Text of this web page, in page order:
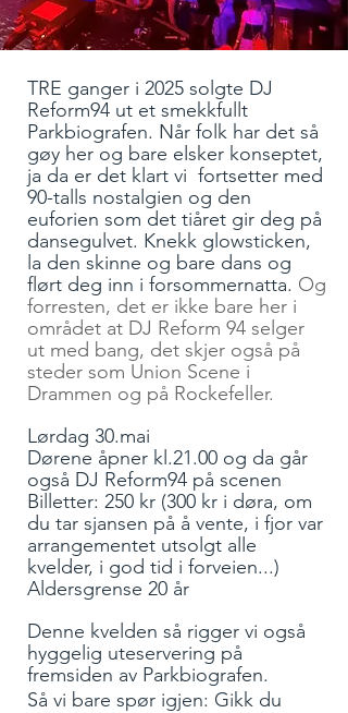
TRE ganger i 2025 solgte DJ
Reform94 ut et smekkfullt
Parkbiografen. Når folk har det så
gøy her og bare elsker konseptet,
ja da er det klart vi fortsetter med
90-talls nostalgien og den
euforien som det tiåret gir deg på
dansegulvet. Knekk glowsticken,
la den skinne og bare dans og
flørt deg inn i forsommernatta. Og
forresten, det er ikke bare her i
området at DJ Reform 94 selger
ut med bang, det skjer også på
steder som Union Scene i
Drammen og på Rockefeller.
Lørdag 30.mai
Dørene åpner kl.21.00 og da går
også DJ Reform94 på scenen
Billetter: 250 kr (300 kr i døra, om
du tar sjansen på å vente, i fjor var
arrangementet utsolgt alle
kvelder, i god tid i forveien...)
Aldersgrense 20 år
Denne kvelden så rigger vi også
hyggelig uteservering på
fremsiden av Parkbiografen.
Så vi bare spør igjen: Gikk du